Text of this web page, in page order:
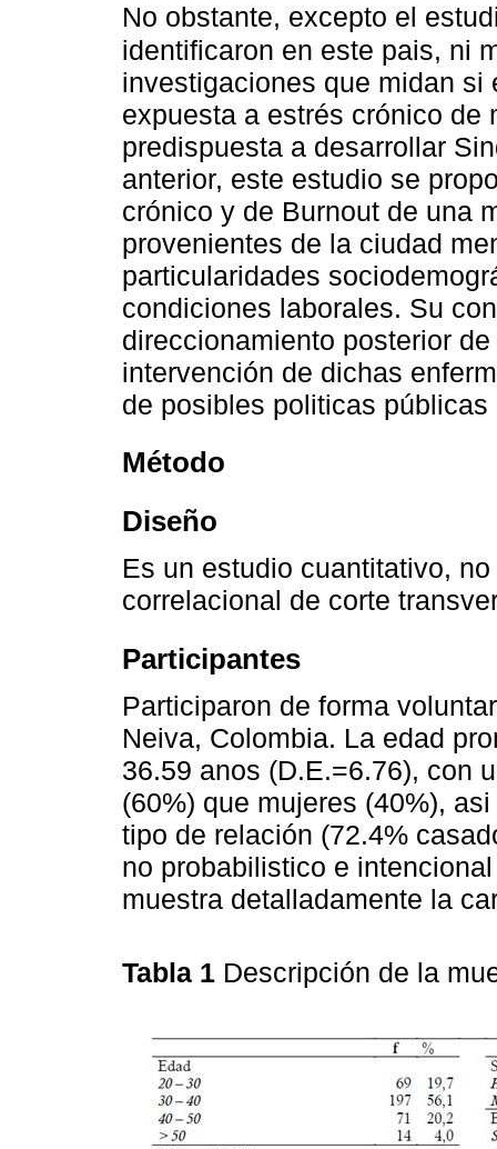
No obstante, excepto el
identificaron en este pais, ni
investigaciones que midan
expuesta a estrés crónico de
predispuesta a desarrollar
anterior, este estudio se
crónico y de Burnout de una
provenientes de la ciudad
particularidades
condiciones laborales. Su
direccionamiento posterior
intervención de dichas
de posibles politicas públicas
Método
Diseño
Es un estudio cuantitativo,
correlacional de corte
Participantes
Participaron de forma
Neiva, Colombia. La edad
36.59 anos (D.E.=6.76), con
(60%) que mujeres (40%),
tipo de relación (72.4%
no probabilistico e
muestra detalladamente la
Tabla 1 Descripción de la